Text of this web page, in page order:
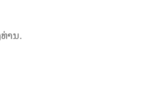
ານ.